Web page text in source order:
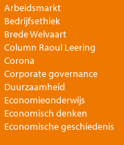
Arbeidsmarkt
Bedrijfsethiek
Brede Welvaart
Column Raoul Leering
Corona
Corporate governance
Duurzaamheid
Economieonderwijs
Economisch denken
Economische geschiedenis